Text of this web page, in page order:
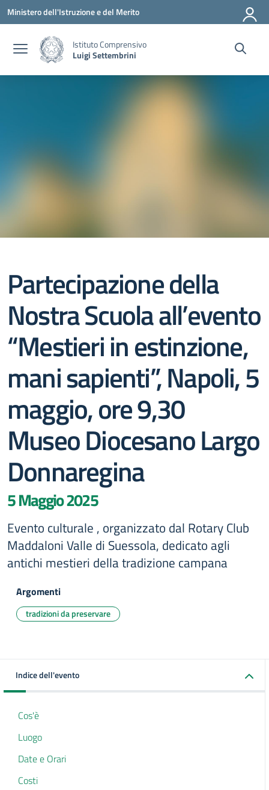
Vai ai contenuti
Vai al menu di navigazione
Vai al footer
Ministero dell'Istruzione e del Merito
Istituto Comprensivo
Luigi Settembrini
Partecipazione della
Nostra Scuola all’evento
“Mestieri in estinzione,
mani sapienti”, Napoli, 5
maggio, ore 9,30
Museo Diocesano Largo
Donnaregina
5 Maggio 2025
Evento culturale , organizzato dal Rotary Club
Maddaloni Valle di Suessola, dedicato agli
antichi mestieri della tradizione campana
Argomenti
tradizioni da preservare
Indice dell'evento
Cos'è
Luogo
Date e Orari
Costi